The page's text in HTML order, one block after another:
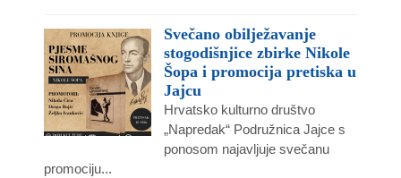
Svečano obilježavanje
stogodišnjice zbirke Nikole
Šopa i promocija pretiska u
Jajcu
Hrvatsko kulturno društvo
„Napredak“ Podružnica Jajce s
ponosom najavljuje svečanu
promociju...